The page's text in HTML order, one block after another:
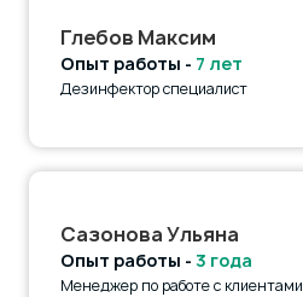
Глебов Максим
Опыт работы - 7 лет
Дезинфектор специалист
Сазонова Ульяна
Опыт работы - 3 года
Менеджер по работе с клиентами